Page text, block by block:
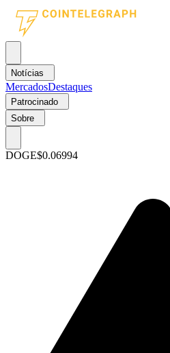
Notícias
MercadosDestaques
Patrocinado
Sobre
DOGE$0.06994